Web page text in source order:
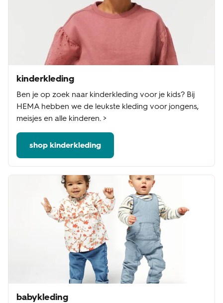
kinderkleding
Ben je op zoek naar kinderkleding voor je kids? Bij
HEMA hebben we de leukste kleding voor jongens,
meisjes en alle kinderen. >
shop kinderkleding
babykleding